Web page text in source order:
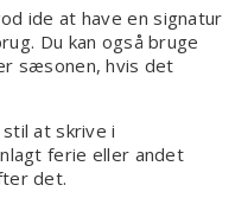
ide at have en signatur
Du kan også bruge
sæsonen, hvis det
at skrive i
ferie eller andet
det.